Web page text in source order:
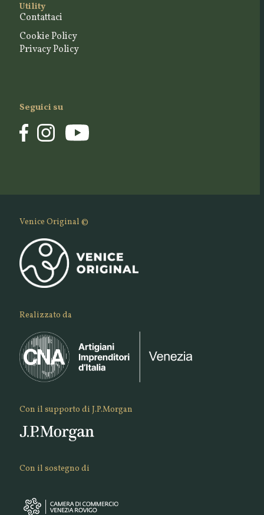
Utility
Contattaci
Cookie Policy
Privacy Policy
Seguici su
Venice Original ©
Realizzato da
Con il supporto di J.P.Morgan
Con il sostegno di